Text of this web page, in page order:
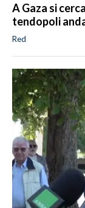
A Gaza si
tendopoli
Red